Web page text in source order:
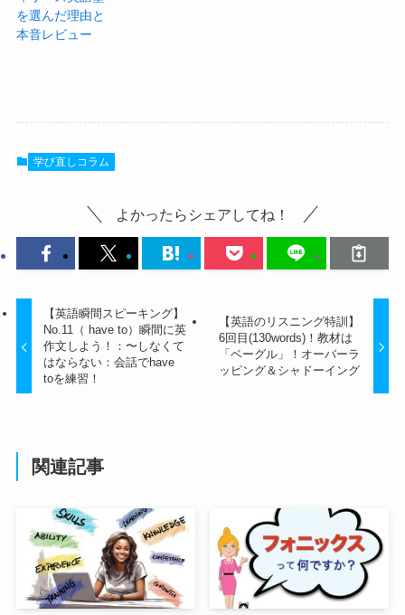
を選んだ理由と
本音レビュー
学び直しコラム
よかったらシェアしてね！
【英語瞬間スピーキング】
No.11（ have to）瞬間に英
作文しよう！：〜しなくて
はならない：会話でhave
toを練習！
【英語のリスニング特訓】
6回目(130words)！教材は
「ベーグル」！オーバーラ
ッピング＆シャドーイング
関連記事